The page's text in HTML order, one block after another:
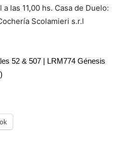
las 11,00 hs. Casa de Duelo:
Scolamieri s.r.l
52 & 507 | LRM774 Génesis